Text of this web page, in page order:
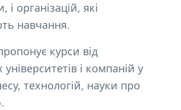
і організацій, які
навчання.
курси від
університетів і компаній у
технологій, науки про